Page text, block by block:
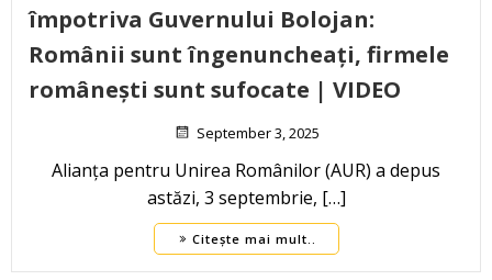
împotriva Guvernului Bolojan:
Românii sunt îngenuncheați, firmele
românești sunt sufocate | VIDEO
September 3, 2025
Alianța pentru Unirea Românilor (AUR) a depus
astăzi, 3 septembrie, […]
Citește mai mult..